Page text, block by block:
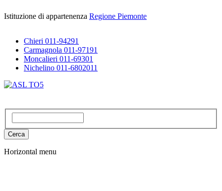
al
Istituzione di appartenenza Regione Piemonte
Chieri 011-94291
Carmagnola 011-97191
Moncalieri 011-69301
Nichelino 011-6802011
Cerca
Horizontal menu